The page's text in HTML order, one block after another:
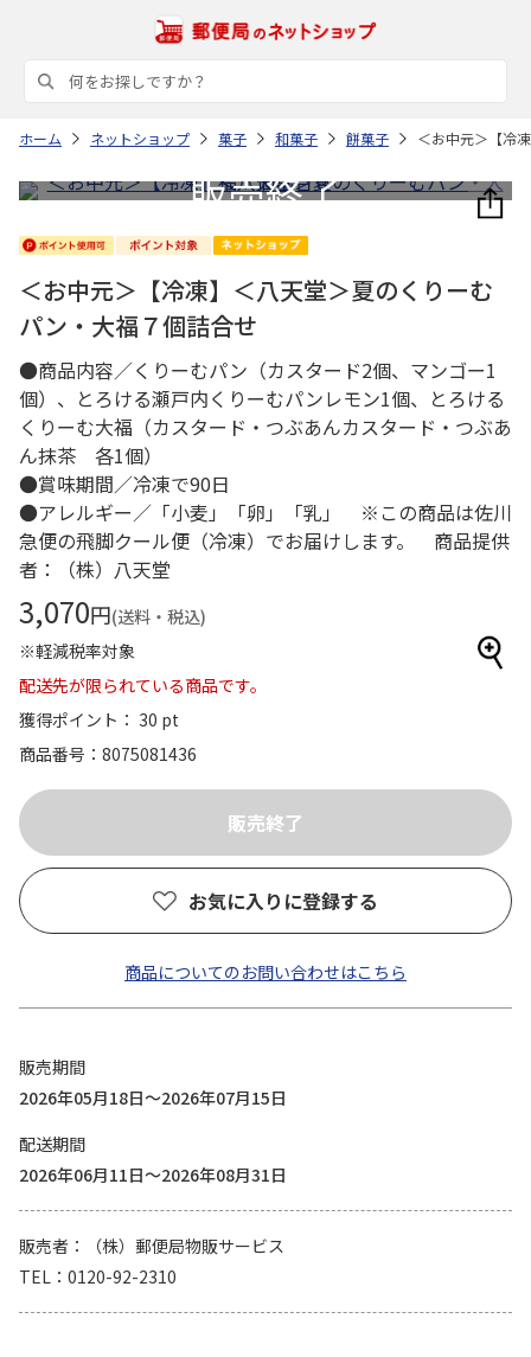
ホーム ネットショップ 菓子 和菓子 餅菓子 ＜お中元＞【冷
＜お中元＞【冷凍】＜八天堂＞夏のくりーむ
パン・大福７個詰合せ
●商品内容／くりーむパン（カスタード2個、マンゴー1
個）、とろける瀬戸内くりーむパンレモン1個、とろける
くりーむ大福（カスタード・つぶあんカスタード・つぶあ
ん抹茶 各1個）
●賞味期間／冷凍で90日
●アレルギー／「小麦」「卵」「乳」 ※この商品は佐川
急便の飛脚クール便（冷凍）でお届けします。 商品提供
者：（株）八天堂
3,070円(送料・税込)
※軽減税率対象
配送先が限られている商品です。
獲得ポイント： 30 pt
商品番号
8075081436
お気に入りに登録する
商品についてのお問い合わせはこちら
販売期間
2026年05月18日～2026年07月15日
配送期間
2026年06月11日～2026年08月31日
販売者
（株）郵便局物販サービス
TEL
0120-92-2310